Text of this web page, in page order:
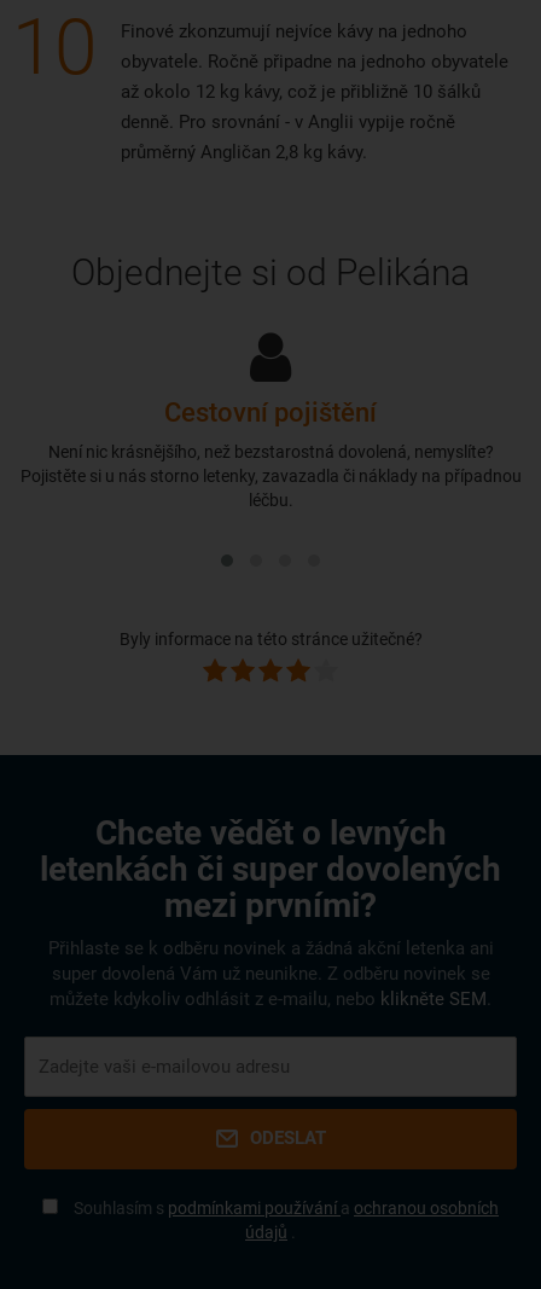
10
Finové zkonzumují nejvíce kávy na jednoho
obyvatele. Ročně připadne na jednoho obyvatele
až okolo 12 kg kávy, což je přibližně 10 šálků
denně. Pro srovnání - v Anglii vypije ročně
průměrný Angličan 2,8 kg kávy.
Objednejte si od Pelikána
Cestovní pojištění
Není nic krásnějšího, než bezstarostná dovolená, nemyslíte?
Pojistěte si u nás storno letenky, zavazadla či náklady na případnou
léčbu.
Byly informace na této stránce užitečné?
Chcete vědět o levných
letenkách či super dovolených
mezi prvními?
Přihlaste se k odběru novinek a žádná akční letenka ani
super dovolená Vám už neunikne. Z odběru novinek se
můžete kdykoliv odhlásit z e-mailu, nebo klikněte SEM.
ODESLAT
Souhlasím s podmínkami používání a ochranou osobních
údajů